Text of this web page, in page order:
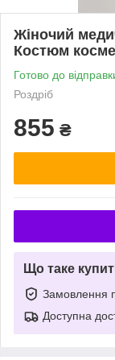
Жіночий
Костюм
Готово до
Роздріб
855 ₴
Що таке
Замовлення
Доступна